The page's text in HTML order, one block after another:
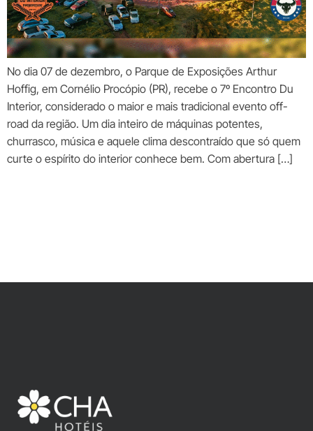
No dia 07 de dezembro, o Parque de Exposições Arthur
Hoffig, em Cornélio Procópio (PR), recebe o 7º Encontro Du
Interior, considerado o maior e mais tradicional evento off-
road da região. Um dia inteiro de máquinas potentes,
churrasco, música e aquele clima descontraído que só quem
curte o espírito do interior conhece bem. Com abertura […]